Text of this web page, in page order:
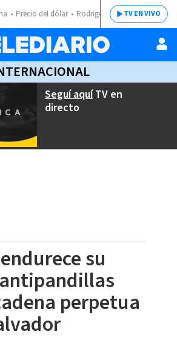
Precio del dólar Rodrigo ChavesTV EN VIVO
Seguí aquíTV en
directo
su
perpetua